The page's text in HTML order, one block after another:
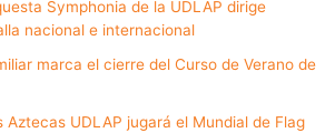
Symphonia de la UDLAP dirige
nacional e internacional
marca el cierre del Curso de Verano de
Aztecas UDLAP jugará el Mundial de Flag